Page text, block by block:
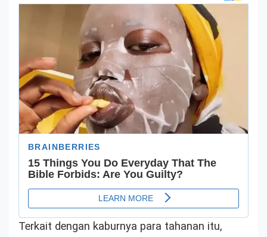
Terkait dengan kaburnya para tahanan itu,